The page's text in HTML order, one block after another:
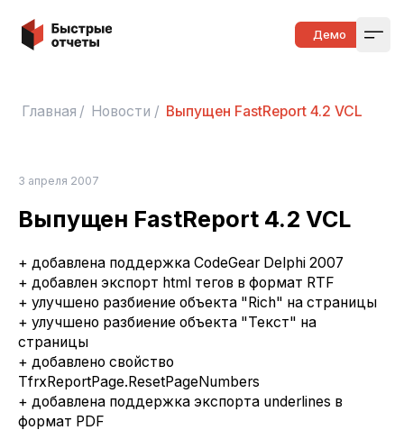
Быстрые отчеты Демо
Главная / Новости / Выпущен FastReport 4.2 VCL
3 апреля 2007
Выпущен FastReport 4.2 VCL
+ добавлена поддержка CodeGear Delphi 2007
+ добавлен экспорт html тегов в формат RTF
+ улучшено разбиение объекта "Rich" на страницы
+ улучшено разбиение объекта "Текст" на
страницы
+ добавлено свойство
TfrxReportPage.ResetPageNumbers
+ добавлена поддержка экспорта underlines в
формат PDF